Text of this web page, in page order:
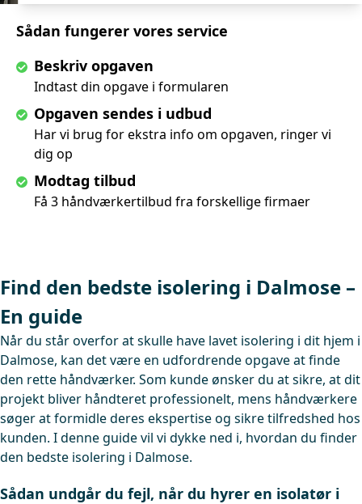
Sådan fungerer vores service
Beskriv opgaven
Indtast din opgave i formularen
Opgaven sendes i udbud
Har vi brug for ekstra info om opgaven, ringer vi
dig op
Modtag tilbud
Få 3 håndværkertilbud fra forskellige firmaer
Find den bedste isolering i Dalmose –
En guide
Når du står overfor at skulle have lavet isolering i dit hjem i
Dalmose, kan det være en udfordrende opgave at finde
den rette håndværker. Som kunde ønsker du at sikre, at dit
projekt bliver håndteret professionelt, mens håndværkere
søger at formidle deres ekspertise og sikre tilfredshed hos
kunden. I denne guide vil vi dykke ned i, hvordan du finder
den bedste isolering i Dalmose.
Sådan undgår du fejl, når du hyrer en isolatør i